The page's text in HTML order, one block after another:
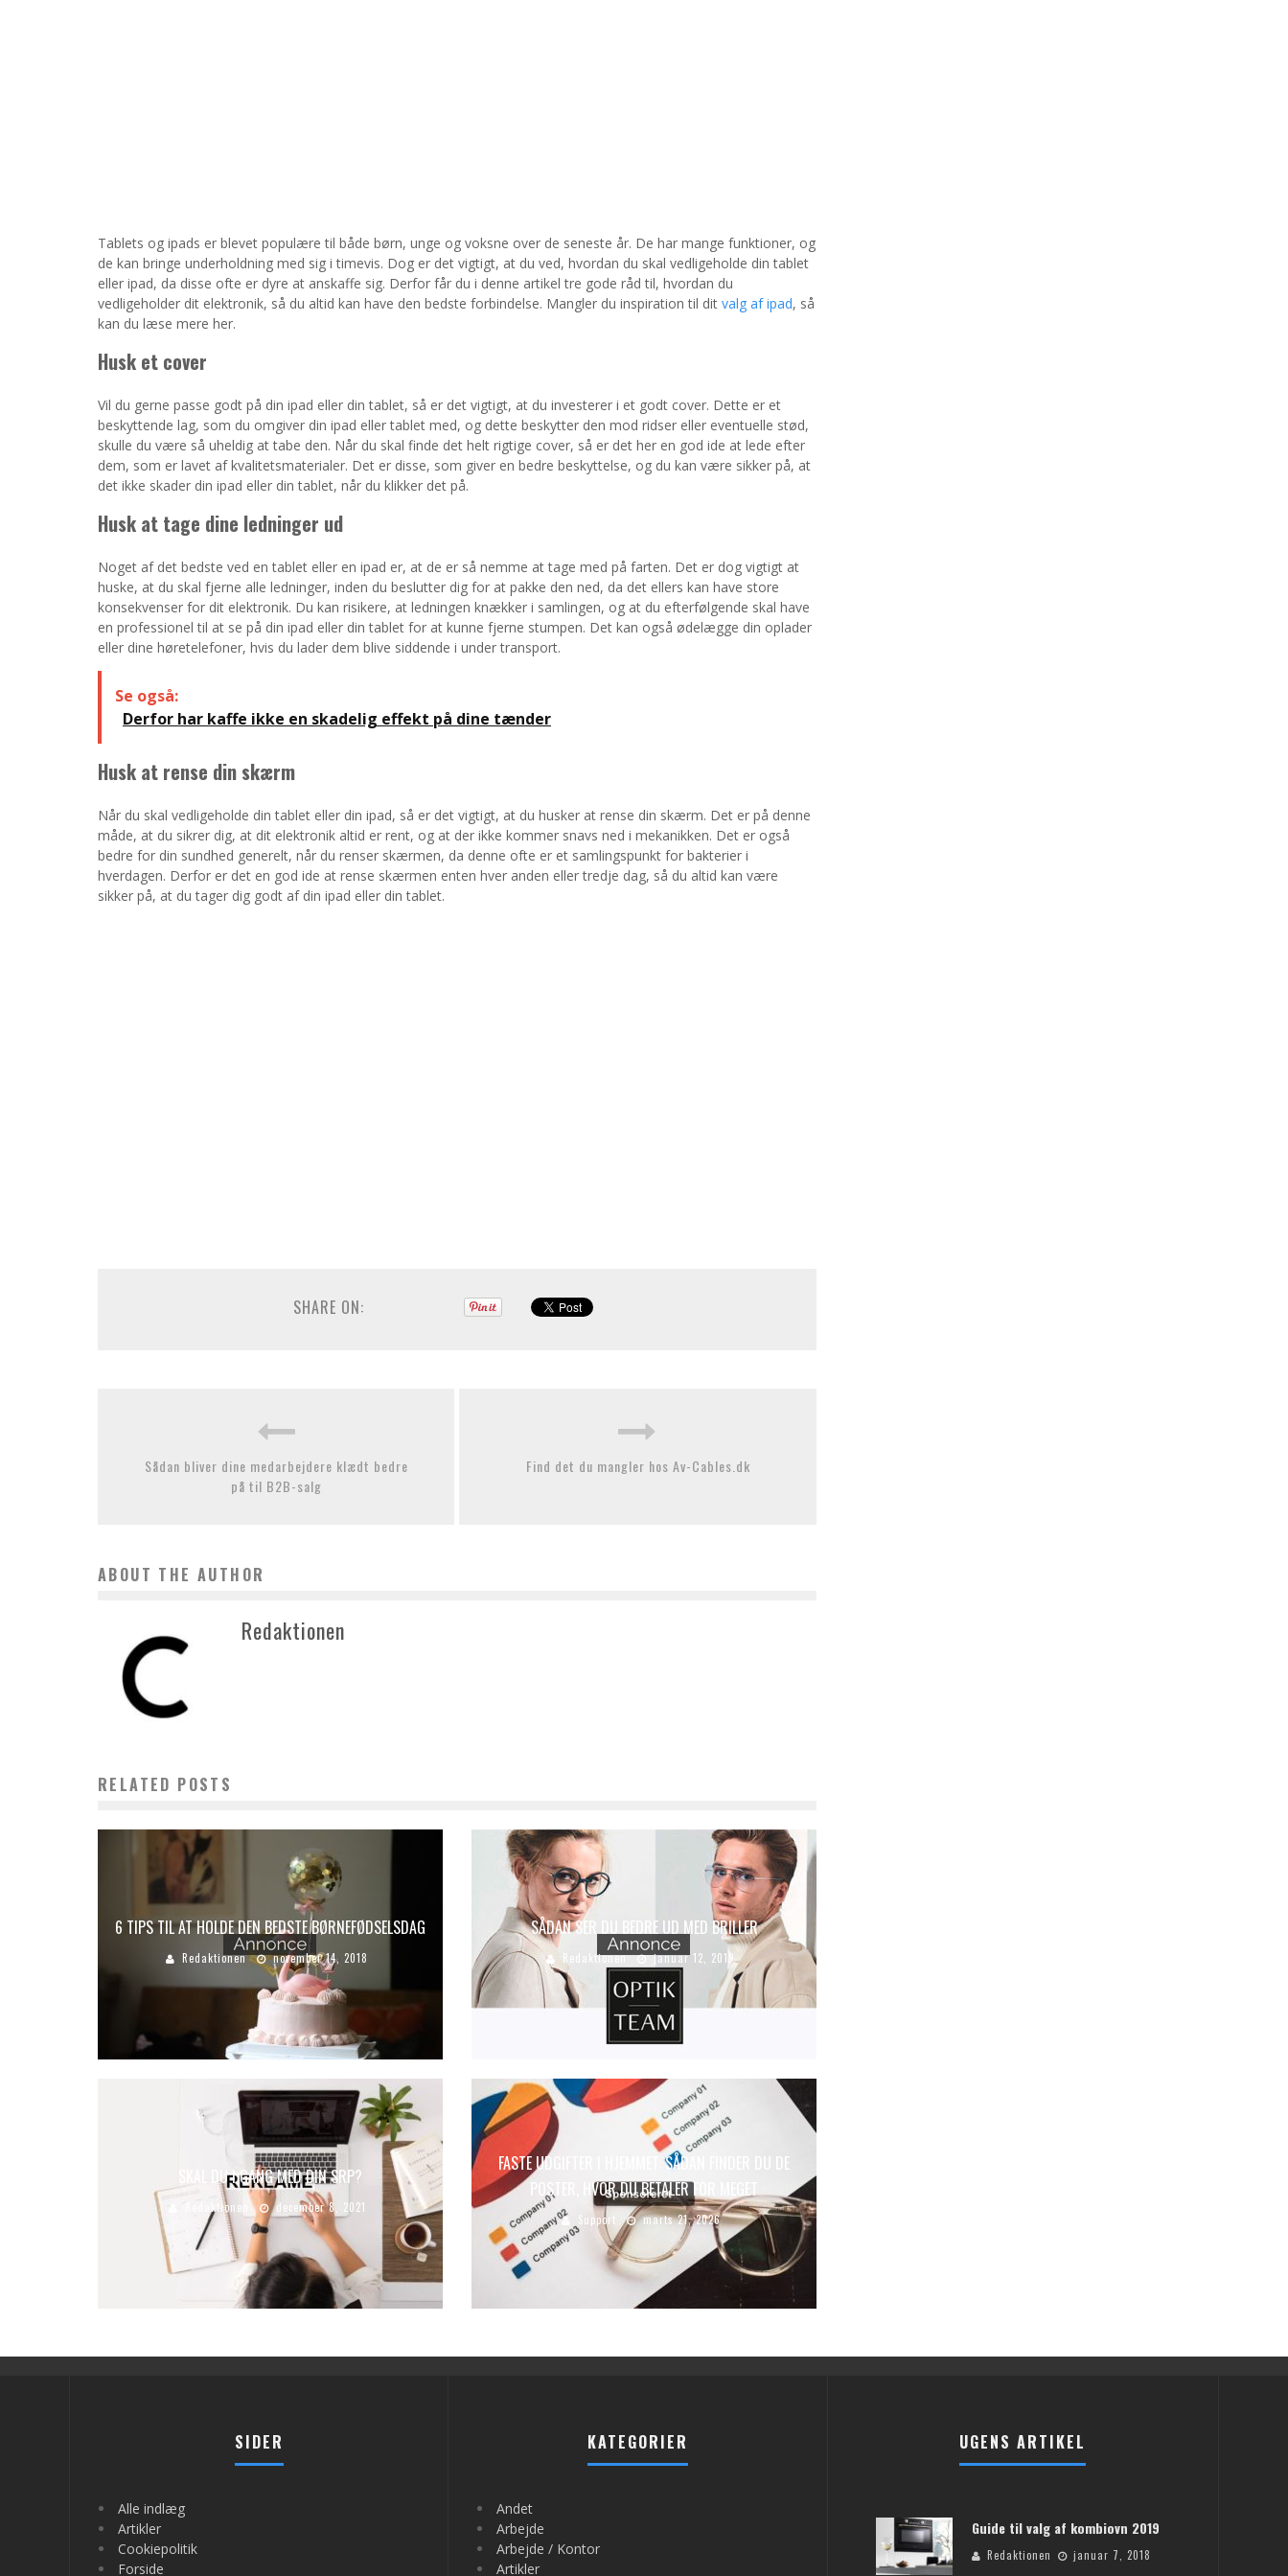
Tablets og ipads er blevet populære til både børn, unge og voksne over de seneste år. De har mange funktioner, og
de kan bringe underholdning med sig i timevis. Dog er det vigtigt, at du ved, hvordan du skal vedligeholde din tablet
eller ipad, da disse ofte er dyre at anskaffe sig. Derfor får du i denne artikel tre gode råd til, hvordan du
vedligeholder dit elektronik, så du altid kan have den bedste forbindelse. Mangler du inspiration til dit valg af ipad, så
kan du læse mere her.
Husk et cover
Vil du gerne passe godt på din ipad eller din tablet, så er det vigtigt, at du investerer i et godt cover. Dette er et
beskyttende lag, som du omgiver din ipad eller tablet med, og dette beskytter den mod ridser eller eventuelle stød,
skulle du være så uheldig at tabe den. Når du skal finde det helt rigtige cover, så er det her en god ide at lede efter
dem, som er lavet af kvalitetsmaterialer. Det er disse, som giver en bedre beskyttelse, og du kan være sikker på, at
det ikke skader din ipad eller din tablet, når du klikker det på.
Husk at tage dine ledninger ud
Noget af det bedste ved en tablet eller en ipad er, at de er så nemme at tage med på farten. Det er dog vigtigt at
huske, at du skal fjerne alle ledninger, inden du beslutter dig for at pakke den ned, da det ellers kan have store
konsekvenser for dit elektronik. Du kan risikere, at ledningen knækker i samlingen, og at du efterfølgende skal have
en professionel til at se på din ipad eller din tablet for at kunne fjerne stumpen. Det kan også ødelægge din oplader
eller dine høretelefoner, hvis du lader dem blive siddende i under transport.
Se også:
Derfor har kaffe ikke en skadelig effekt på dine tænder
Husk at rense din skærm
Når du skal vedligeholde din tablet eller din ipad, så er det vigtigt, at du husker at rense din skærm. Det er på denne
måde, at du sikrer dig, at dit elektronik altid er rent, og at der ikke kommer snavs ned i mekanikken. Det er også
bedre for din sundhed generelt, når du renser skærmen, da denne ofte er et samlingspunkt for bakterier i
hverdagen. Derfor er det en god ide at rense skærmen enten hver anden eller tredje dag, så du altid kan være
sikker på, at du tager dig godt af din ipad eller din tablet.
SHARE ON:
Sådan bliver dine medarbejdere klædt bedre
på til B2B-salg
Find det du mangler hos Av-Cables.dk
ABOUT THE AUTHOR
Redaktionen
RELATED POSTS
6 TIPS TIL AT HOLDE DEN BEDSTE BØRNEFØDSELSDAG
Redaktionen november 14, 2018
SÅDAN SER DU BEDRE UD MED BRILLER
Redaktionen januar 12, 2019
SKAL DU I GANG MED DIN SRP?
Redaktionen december 8, 2021
FASTE UDGIFTER I HJEMMET: SÅDAN FINDER DU DE
POSTER, HVOR DU BETALER FOR MEGET
Support marts 21, 2026
SIDER
Alle indlæg
Artikler
Cookiepolitik
Forside
KATEGORIER
Andet
Arbejde
Arbejde / Kontor
Artikler
UGENS ARTIKEL
Guide til valg af kombiovn 2019
Redaktionen januar 7, 2018